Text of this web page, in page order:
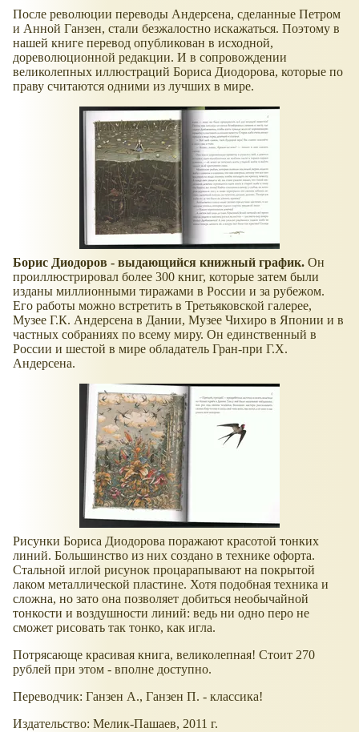
После революции переводы Андерсена, сделанные Петром
и Анной Ганзен, стали безжалостно искажаться. Поэтому в
нашей книге перевод опубликован в исходной,
дореволюционной редакции. И в сопровождении
великолепных иллюстраций Бориса Диодорова, которые по
праву считаются одними из лучших в мире.
Борис Диодоров - выдающийся книжный график. Он
проиллюстрировал более 300 книг, которые затем были
изданы миллионными тиражами в России и за рубежом.
Его работы можно встретить в Третьяковской галерее,
Музее Г.К. Андерсена в Дании, Музее Чихиро в Японии и в
частных собраниях по всему миру. Он единственный в
России и шестой в мире обладатель Гран-при Г.Х.
Андерсена.
Рисунки Бориса Диодорова поражают красотой тонких
линий. Большинство из них создано в технике офорта.
Стальной иглой рисунок процарапывают на покрытой
лаком металлической пластине. Хотя подобная техника и
сложна, но зато она позволяет добиться необычайной
тонкости и воздушности линий: ведь ни одно перо не
сможет рисовать так тонко, как игла.
Потрясающе красивая книга, великолепная! Стоит 270
рублей при этом - вполне доступно.
Переводчик: Ганзен А., Ганзен П. - классика!
Издательство: Мелик-Пашаев, 2011 г.